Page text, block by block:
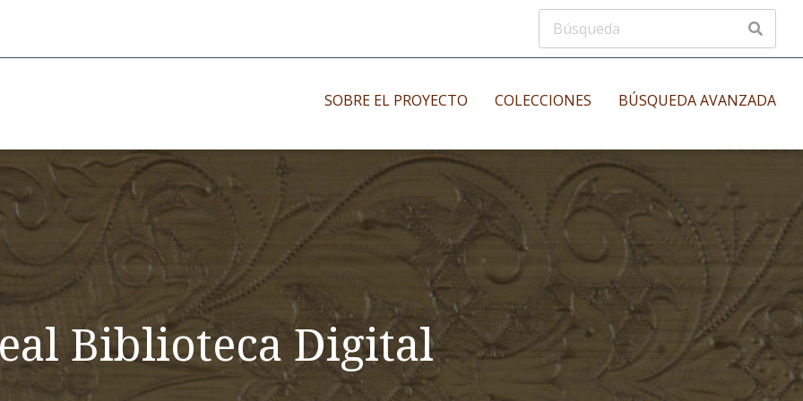
SOBRE EL PROYECTO COLECCIONES
Impresos antiguos
Impresos modernos
Impresos menores
Manuscritos musicales
Incunables
BÚSQUEDA AVANZADA
Biblioteca Digital